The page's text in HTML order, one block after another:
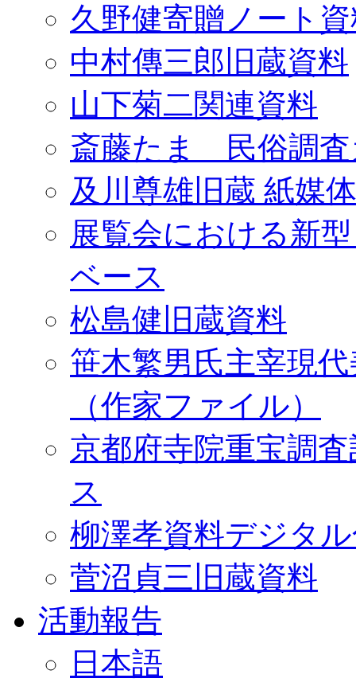
久野健寄贈ノート
中村傳三郎旧蔵資料
山下菊二関連資料
斎藤たま 民俗調査
及川尊雄旧蔵 紙媒
展覧会における新
ベース
松島健旧蔵資料
笹木繁男氏主宰現
（作家ファイル）
京都府寺院重宝調
ス
柳澤孝資料デジタ
菅沼貞三旧蔵資料
活動報告
日本語